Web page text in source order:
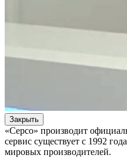
Закрыть
«Серсо» производит
сервис существует с 1992
мировых производителей.